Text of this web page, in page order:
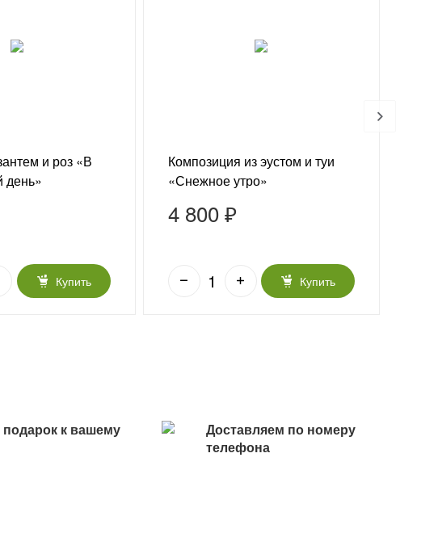
и роз «В
день»
Купить
Композиция из эустом и туи
«Снежное утро»
4 800 ₽
Купить
к вашему
Доставляем по номеру
телефона